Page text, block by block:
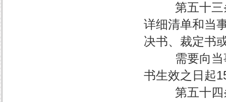
第五十三条
详细清单和当
决书、裁定书
需要向当事
书生效之日起
第五十四条